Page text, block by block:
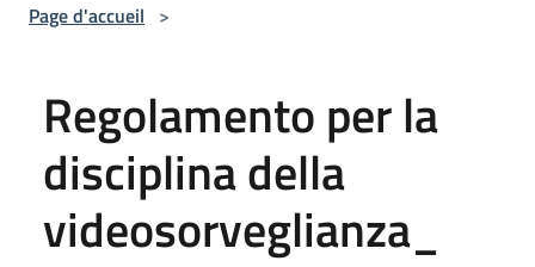
Page d'accueil >
Regolamento per la
disciplina della
videosorveglianza_